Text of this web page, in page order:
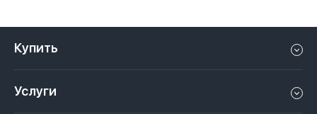
Купить
Услуги